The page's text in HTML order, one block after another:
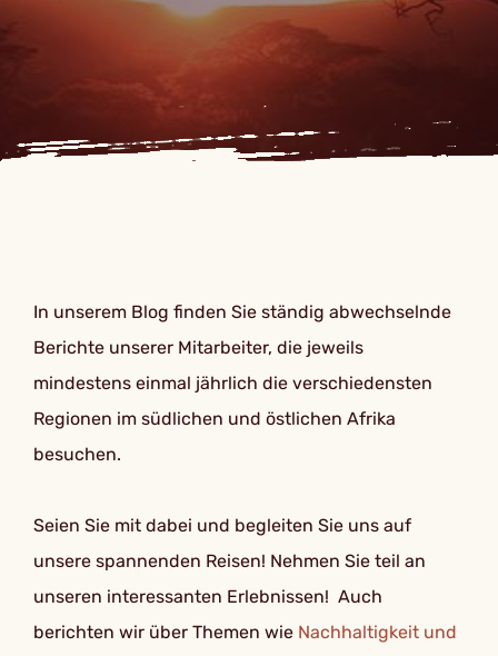
In unserem Blog finden Sie ständig abwechselnde
Berichte unserer Mitarbeiter, die jeweils
mindestens einmal jährlich die verschiedensten
Regionen im südlichen und östlichen Afrika
besuchen.
Seien Sie mit dabei und begleiten Sie uns auf
unsere spannenden Reisen! Nehmen Sie teil an
unseren interessanten Erlebnissen! Auch
berichten wir über Themen wie Nachhaltigkeit und